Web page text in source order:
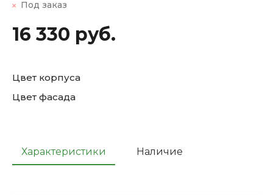
Под заказ
16 330 руб.
Цвет корпуса
Цвет фасада
Характеристики Наличие